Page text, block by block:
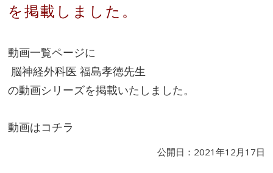
を掲載しました。
動画一覧ページに
脳神経外科医 福島孝徳先生
の動画シリーズを掲載いたしました。
動画はコチラ
公開日：2021年12月17日